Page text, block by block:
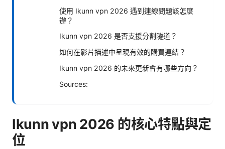
使用 Ikunn vpn 2026 遇到連線問題該怎麼
辦？
Ikunn vpn 2026 是否支援分割隧道？
如何在影片描述中呈現有效的購買連結？
Ikunn vpn 2026 的未來更新會有哪些方向？
Sources:
Ikunn vpn 2026 的核心特點與定
位